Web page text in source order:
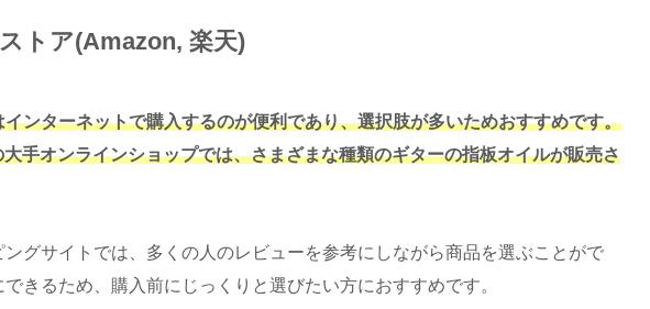
トア(Amazon, 楽天)
ンターネットで購入するのが便利であり、選択肢が多いためおすすめです。
手オンラインショップでは、さまざまな種類のギターの指板オイルが販売さ
グサイトでは、多くの人のレビューを参考にしながら商品を選ぶことがで
きるため、購入前にじっくりと選びたい方におすすめです。